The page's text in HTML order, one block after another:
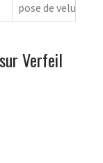
pose de velux
Verfeil